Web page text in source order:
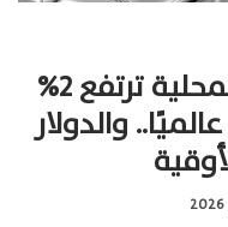
«مرصد الذهب»: الفضة المحلية ترتفع 2%
مقابل 10.3% عالميًا.. والدولار